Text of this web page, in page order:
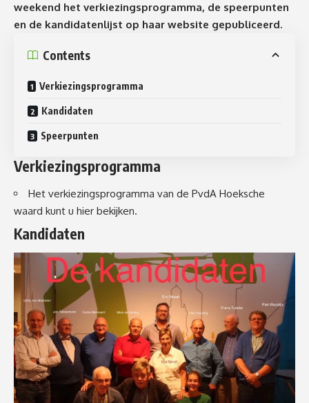
weekend het verkiezingsprogramma, de speerpunten
en de kandidatenlijst op haar website gepubliceerd.
Contents
Verkiezingsprogramma
Kandidaten
Speerpunten
Verkiezingsprogramma
Het verkiezingsprogramma van de PvdA Hoeksche
waard kunt u hier bekijken.
Kandidaten